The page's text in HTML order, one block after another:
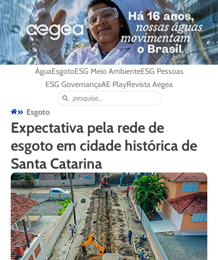
ÁguaEsgotoESG Meio AmbienteESG Pessoas
ESG GovernançaAE PlayRevista Aegea
Esgoto
Expectativa pela rede de
esgoto em cidade histórica de
Santa Catarina